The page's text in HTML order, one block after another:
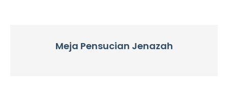
Meja Pensucian Jenazah